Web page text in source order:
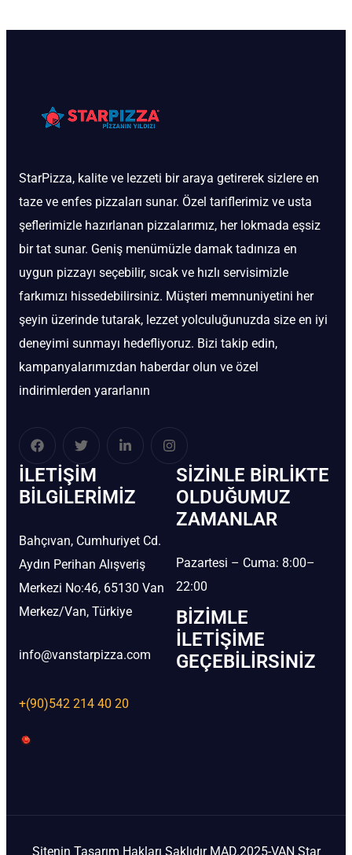
StarPizza, kalite ve lezzeti bir araya getirerek sizlere en
taze ve enfes pizzaları sunar. Özel tariflerimiz ve usta
şeflerimizle hazırlanan pizzalarımız, her lokmada eşsiz
bir tat sunar. Geniş menümüzle damak tadınıza en
uygun pizzayı seçebilir, sıcak ve hızlı servisimizle
farkımızı hissedebilirsiniz. Müşteri memnuniyetini her
şeyin üzerinde tutarak, lezzet yolculuğunuzda size en iyi
deneyimi sunmayı hedefliyoruz. Bizi takip edin,
kampanyalarımızdan haberdar olun ve özel
indirimlerden yararlanın
İLETIŞIM
BİLGILERIMIZ
Bahçıvan, Cumhuriyet Cd.
Aydın Perihan Alışveriş
Merkezi No:46, 65130 Van
Merkez/Van, Türkiye
info@vanstarpizza.com
+(90)542 214 40 20
SIZINLE BIRLIKTE
OLDUĞUMUZ
ZAMANLAR
Pazartesi – Cuma: 8:00–
22:00
BIZIMLE
İLETIŞIME
GEÇEBILIRSINIZ
Sitenin Tasarım Hakları Saklıdır MAD.2025-VAN Star